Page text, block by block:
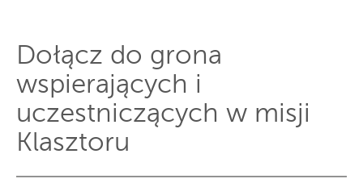
Dołącz do grona
wspierających i
uczestniczących w misji
Klasztoru